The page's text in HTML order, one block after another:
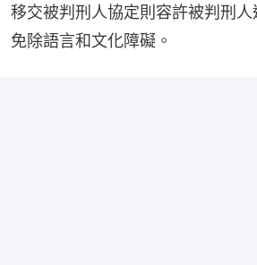
移交被判刑人協定則容許被判刑人
免除語言和文化障礙。